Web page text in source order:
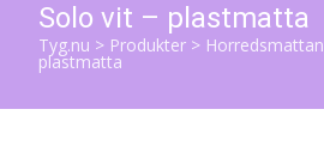
Solo vit – plastmatta
Tyg.nu > Produkter > Horredsmattan
plastmatta